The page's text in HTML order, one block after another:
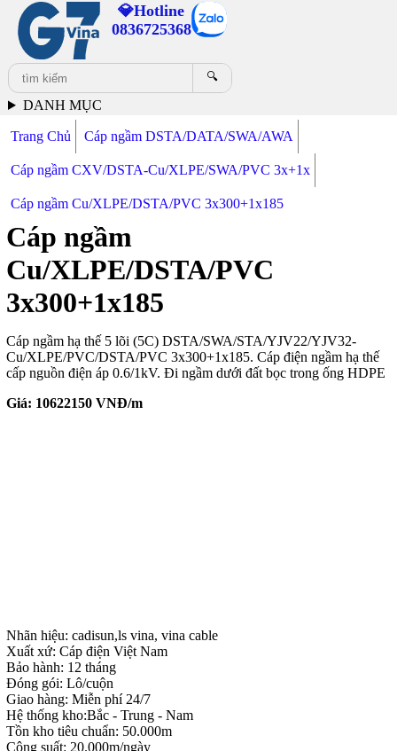
💎Hotline
0836725368
🔍
DANH MỤC
Trang Chủ Cáp ngầm DSTA/DATA/SWA/AWA
Cáp ngầm CXV/DSTA-Cu/XLPE/SWA/PVC 3x+1x
Cáp ngầm Cu/XLPE/DSTA/PVC 3x300+1x185
Cáp ngầm
Cu/XLPE/DSTA/PVC
3x300+1x185
Cáp ngầm hạ thế 5 lõi (5C) DSTA/SWA/STA/YJV22/YJV32-
Cu/XLPE/PVC/DSTA/PVC 3x300+1x185. Cáp điện ngầm hạ thế
cấp nguồn điện áp 0.6/1kV. Đi ngầm dưới đất bọc trong ống HDPE
Giá: 10622150VNĐ/m
Nhãn hiệu: cadisun,ls vina, vina cable
Xuất xứ: Cáp điện Việt Nam
Bảo hành: 12 tháng
Đóng gói: Lô/cuộn
Giao hàng: Miễn phí 24/7
Hệ thống kho:Bắc - Trung - Nam
Tồn kho tiêu chuẩn: 50.000m
Công suất: 20.000m/ngày